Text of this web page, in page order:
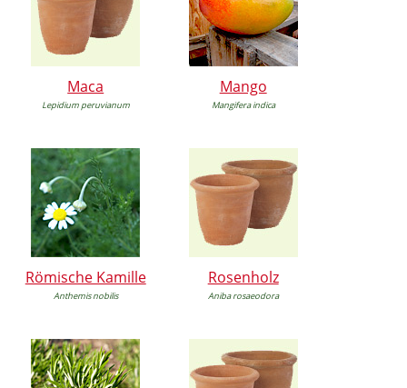
Maca
Lepidium peruvianum
Mango
Mangifera indica
Römische Kamille
Anthemis nobilis
Rosenholz
Aniba rosaeodora